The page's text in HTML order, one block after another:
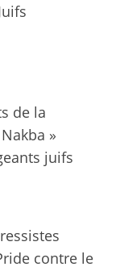
de la
»
juifs
contre le